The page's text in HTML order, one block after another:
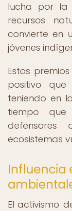
lucha por la
recursos
convierte en
jóvenes
Estos
positivo que
teniendo en
tiempo
ecosistemas
Influencia
El activismo